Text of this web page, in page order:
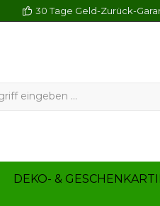
30 Tage Geld-Zurück-
DEKO- &